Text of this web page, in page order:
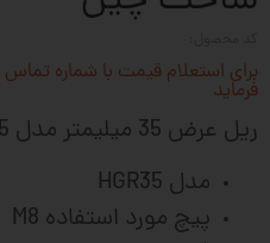
فرماید
ریل عرض 35 میلیمتر مدل HGR35 برند اچ کیو ام
مدل HGR35
پیچ مورد استفاده M8